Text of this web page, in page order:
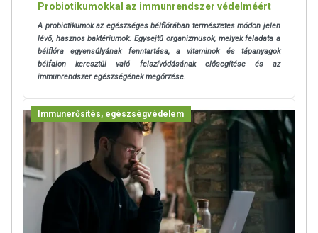
Probiotikumokkal az immunrendszer védelméért
A probiotikumok az egészséges bélflórában természetes módon jelen
lévő, hasznos baktériumok. Egysejtű organizmusok, melyek feladata a
bélflóra egyensúlyának fenntartása, a vitaminok és tápanyagok
bélfalon keresztül való felszívódásának elősegítése és az
immunrendszer egészségének megőrzése.
Immunerősítés, egészségvédelem